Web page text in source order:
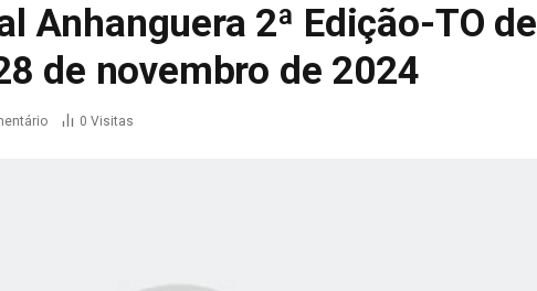
Anhanguera 2ª Edição-TO de
de novembro de 2024
0 Visitas